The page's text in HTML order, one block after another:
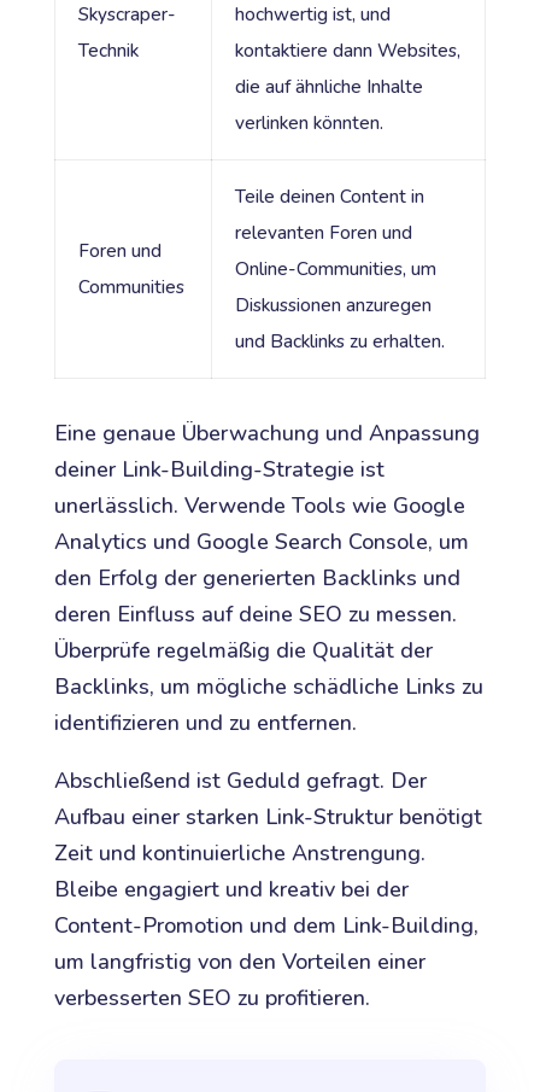
Skyscraper-
Technik
hochwertig ist, und
kontaktiere dann Websites,
die auf ähnliche Inhalte
verlinken könnten.
Foren und
Communities
Teile deinen Content in
relevanten Foren und
Online-Communities, um
Diskussionen anzuregen
und Backlinks zu erhalten.
Eine genaue Überwachung und Anpassung
deiner Link-Building-Strategie ist
unerlässlich. Verwende Tools wie Google
Analytics und Google Search Console, um
den Erfolg der generierten Backlinks und
deren Einfluss auf deine SEO zu messen.
Überprüfe regelmäßig die Qualität der
Backlinks, um mögliche schädliche Links zu
identifizieren und zu entfernen.
Abschließend ist Geduld gefragt. Der
Aufbau einer starken Link-Struktur benötigt
Zeit und kontinuierliche Anstrengung.
Bleibe engagiert und kreativ bei der
Content-Promotion und dem Link-Building,
um langfristig von den Vorteilen einer
verbesserten SEO zu profitieren.